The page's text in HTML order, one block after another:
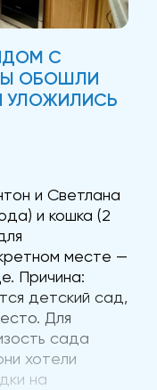
С
ОБОШЛИ
УЛОЖИЛИСЬ
и Светлана
и кошка (2
месте —
Причина:
детский сад,
Для
сада
хотели
на